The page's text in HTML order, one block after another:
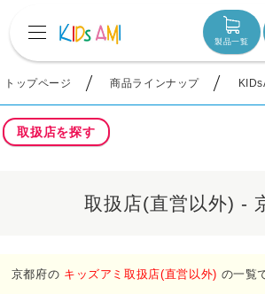
製品一覧
トップページ 商品ラインナップ
取扱店を探す
取扱店(直営以外) -
京都府の キッズアミ取扱店(直営以外) の一覧